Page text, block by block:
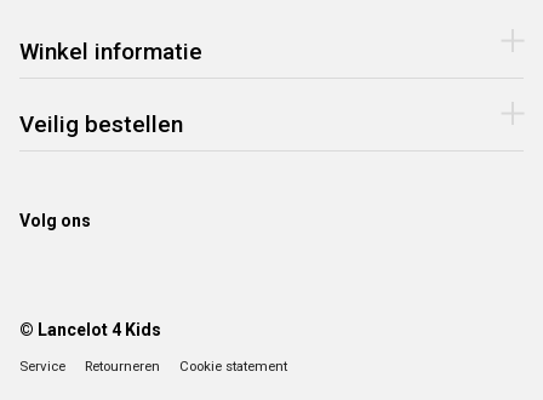
Winkel informatie
Veilig bestellen
Volg ons
© Lancelot 4 Kids
Service Retourneren Cookie statement